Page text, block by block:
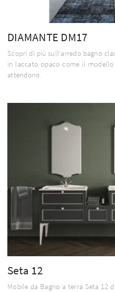
DIAMANTE DM17
Scopri di più sull'arredo bagno
in laccato opaco come il modello
attendono.
Seta 12
Mobile da Bagno a terra Seta 12